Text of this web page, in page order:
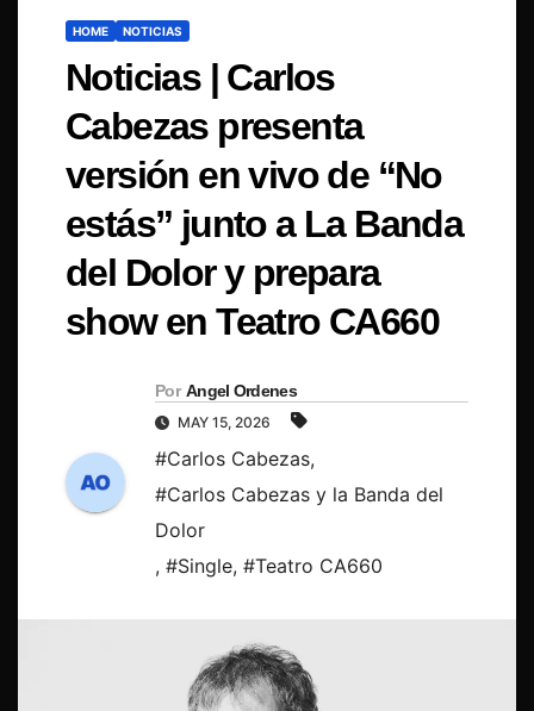
HOME NOTICIAS
Noticias | Carlos
Cabezas presenta
versión en vivo de “No
estás” junto a La Banda
del Dolor y prepara
show en Teatro CA660
Por Angel Ordenes
MAY 15, 2026
#Carlos Cabezas,
#Carlos Cabezas y la Banda del
Dolor
, #Single, #Teatro CA660